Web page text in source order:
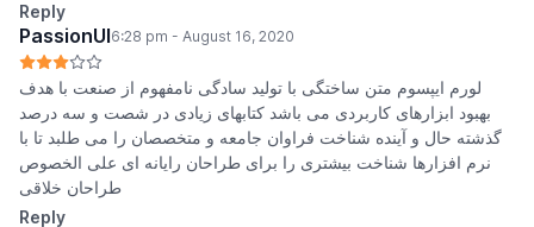
Reply
PassionUI6:28 pm - August 16, 2020
لورم ایپسوم متن ساختگی با تولید سادگی نامفهوم از صنعت با هدف
بهبود ابزارهای کاربردی می باشد کتابهای زیادی در شصت و سه درصد
گذشته حال و آینده شناخت فراوان جامعه و متخصصان را می طلبد تا با
نرم افزارها شناخت بیشتری را برای طراحان رایانه ای علی الخصوص
طراحان خلاقی
Reply